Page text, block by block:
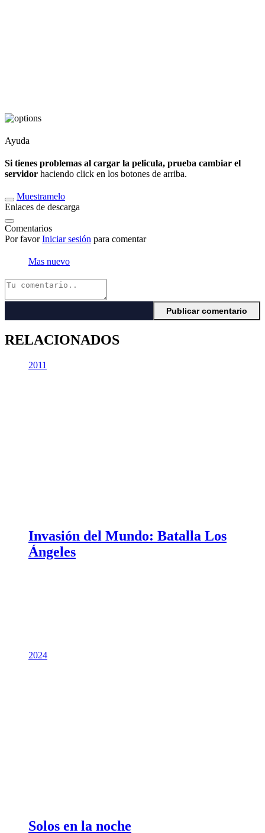
Ayuda
Si tienes problemas al cargar la pelicula, prueba cambiar el
servidor haciendo click en los botones de arriba.
Muestramelo
Enlaces de descarga
Comentarios
Por favorIniciar sesión para comentar
Mas nuevo
RELACIONADOS
2011
Invasión del Mundo: Batalla Los
Ángeles
2024
Solos en la noche